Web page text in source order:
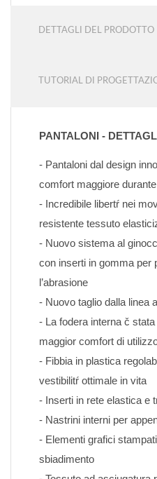
DETTAGLI DEL PRODOTTO
TUTORIAL DI
PANTALONI -
- Pantaloni dal design
comfort maggiore
- Incredibile libertŕ nei
resistente tessuto
- Nuovo sistema al
con inserti in gomma per
l’abrasione
- Nuovo taglio dalla linea
- La fodera interna č
maggior comfort di
- Fibbia in plastica
vestibilitŕ ottimale in vita
- Inserti in rete elastica e
- Nastrini interni per
- Elementi grafici
sbiadimento